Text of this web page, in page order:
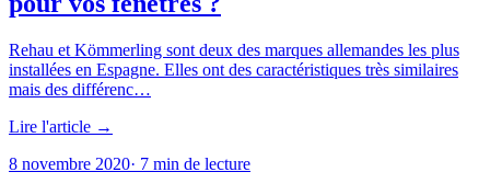
Rehau et Kömmerling sont deux des marques allemandes les plus
installées en Espagne. Elles ont des caractéristiques très similaires
mais des différenc…
Lire l'article →
8 novembre 2020· 7 min de lecture